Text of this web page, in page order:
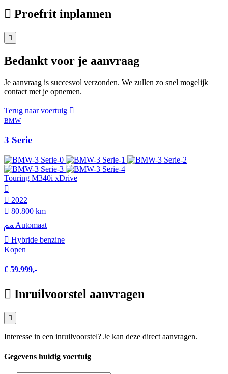
Proefrit inplannen
Bedankt voor je aanvraag
Je aanvraag is succesvol verzonden. We zullen zo snel mogelijk
contact met je opnemen.
Terug naar voertuig
BMW
3 Serie
Touring M340i xDrive
2022
80.800 km
Automaat
Hybride benzine
Kopen
€ 59.999,-
Inruilvoorstel aanvragen
Interesse in een inruilvoorstel? Je kan deze direct aanvragen.
Gegevens huidig voertuig